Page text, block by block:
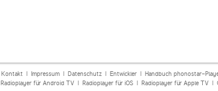
Kontakt| Impressum| Datenschutz| Entwickler| Handbuch phonostar-
Radioplayer für Android TV| Radioplayer für iOS| Radioplayer für Apple TV|